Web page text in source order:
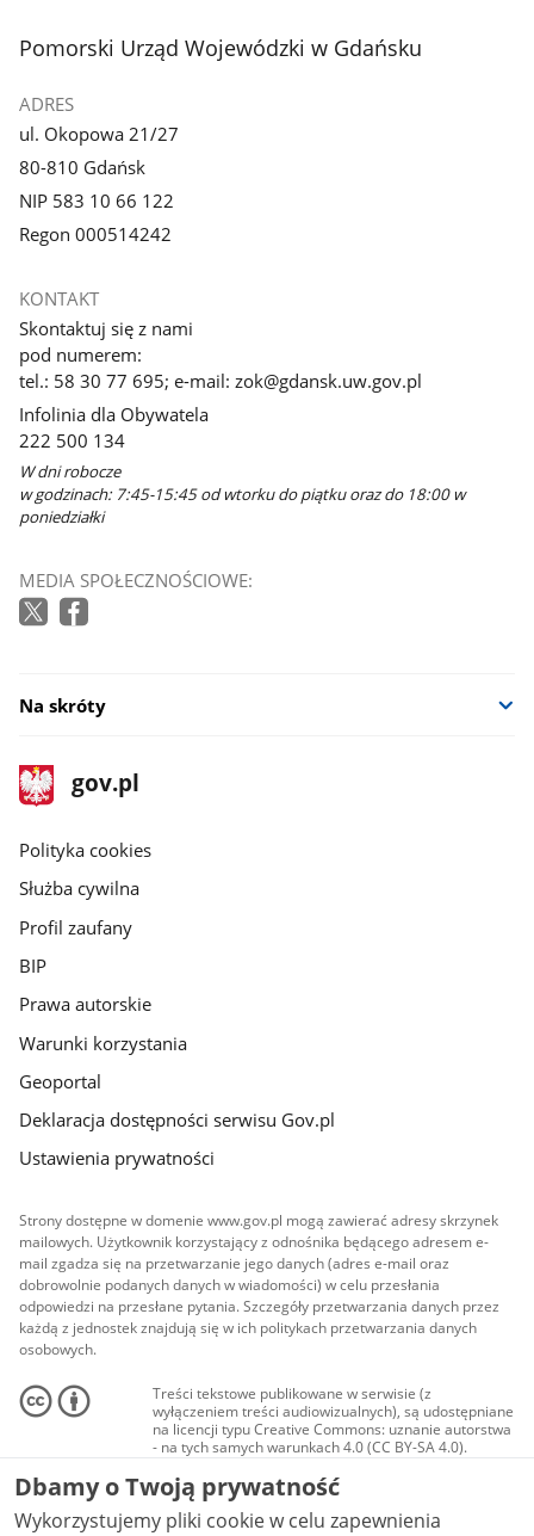
stopka
Pomorski Urząd Wojewódzki w Gdańsku
ADRES
ul. Okopowa 21/27
80-810 Gdańsk
NIP 583 10 66 122
Regon 000514242
KONTAKT
Skontaktuj się z nami
pod numerem:
tel.: 58 30 77 695; e-mail: zok@gdansk.uw.gov.pl
Infolinia dla Obywatela
222 500 134
W dni robocze
w godzinach: 7:45-15:45 od wtorku do piątku oraz do 18:00 w
poniedziałki
MEDIA SPOŁECZNOŚCIOWE:
Na skróty
stopka
gov.pl
Strona
gov.pl
gov.pl
Polityka cookies
Służba cywilna
Profil zaufany
BIP
Prawa autorskie
Warunki korzystania
Geoportal
Deklaracja dostępności serwisu Gov.pl
Ustawienia prywatności
Strony dostępne w domenie www.gov.pl mogą zawierać adresy skrzynek
mailowych. Użytkownik korzystający z odnośnika będącego adresem e-
mail zgadza się na przetwarzanie jego danych (adres e-mail oraz
dobrowolnie podanych danych w wiadomości) w celu przesłania
odpowiedzi na przesłane pytania. Szczegóły przetwarzania danych przez
każdą z jednostek znajdują się w ich politykach przetwarzania danych
osobowych.
Treści tekstowe publikowane w serwisie (z
wyłączeniem treści audiowizualnych), są udostępniane
na licencji typu Creative Commons: uznanie autorstwa
- na tych samych warunkach 4.0 (CC BY-SA 4.0).
Materiały audiowizualne, w tym zdjęcia, materiały
audio i wideo, są udostępniane na licencji typu
Creative Commons: uznanie autorstwa użycie
niekomercyjne - bez utworów zależnych 4.0 (CC BY-
Dbamy o Twoją prywatność
Wykorzystujemy pliki cookie w celu zapewnienia